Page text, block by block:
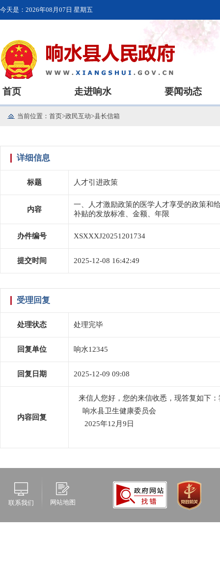
今天是： 2026年08月07日 星期五
首页 走进响水 要闻动态
当前位置： 首页>政民互动>县长信箱
详细信息
标题 人才引进政策
内容
一、人才激励政策的医学人才享受的政策和
补贴的发放标准、金额、年限
办件编号 XSXXXJ20251201734
提交时间 2025-12-08 16:42:49
受理回复
处理状态 处理完毕
回复单位 响水12345
回复日期 2025-12-09 09:08
内容回复
来信人您好，您的来信收悉，现答复如下
响水县卫生健康委员会
2025年12月9日
联系我们 网站地图